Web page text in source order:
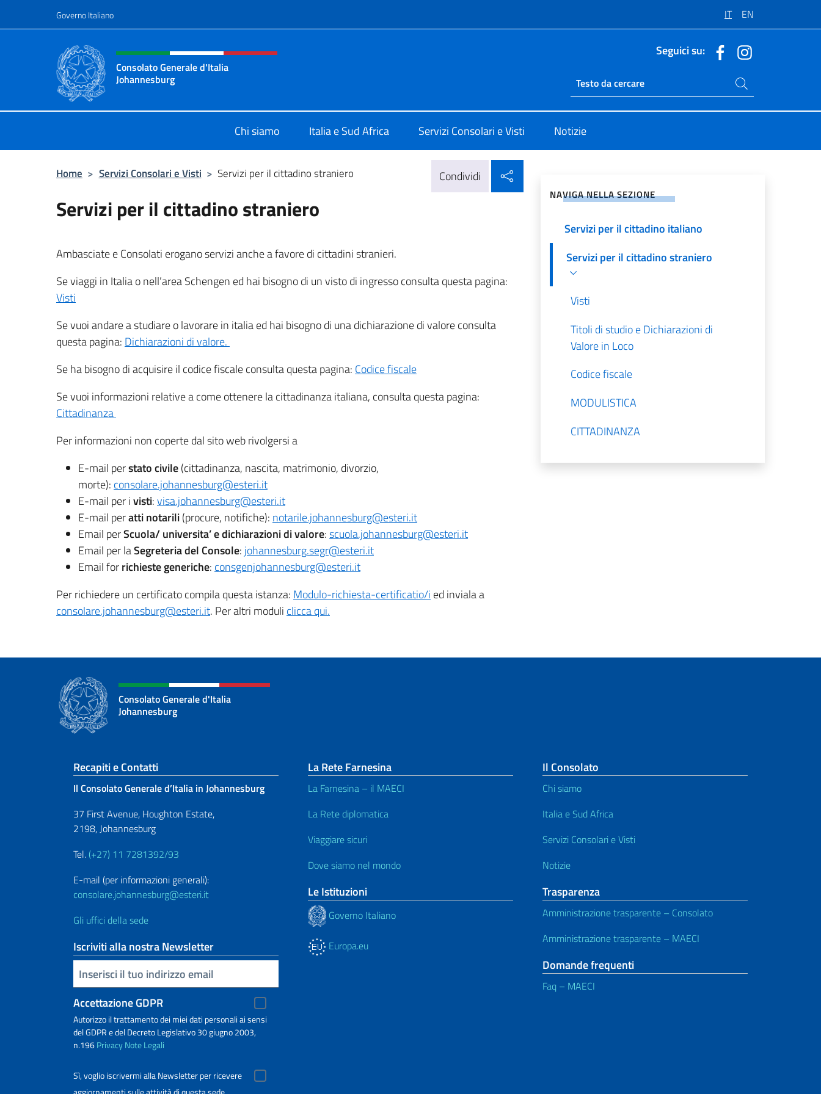
Governo Italiano IT EN
Intestazione sito, social e menù
Consolato Generale d'Italia
Johannesburg
Seguici su:
Ricerca sito live
Cerca nel sito
Chi siamo Italia e Sud Africa Servizi Consolari e Visti Notizie
Home > Servizi Consolari e Visti > Servizi per il cittadino straniero Condividi
Servizi per il cittadino straniero
Ambasciate e Consolati erogano servizi anche a favore di cittadini stranieri.
Se viaggi in Italia o nell’area Schengen ed hai bisogno di un visto di ingresso consulta questa pagina:
Visti
Se vuoi andare a studiare o lavorare in italia ed hai bisogno di una dichiarazione di valore consulta
questa pagina: Dichiarazioni di valore.
Se ha bisogno di acquisire il codice fiscale consulta questa pagina: Codice fiscale
Se vuoi informazioni relative a come ottenere la cittadinanza italiana, consulta questa pagina:
Cittadinanza
Per informazioni non coperte dal sito web rivolgersi a
E-mail perstato civile(cittadinanza, nascita, matrimonio, divorzio,
morte): consolare.johannesburg@esteri.it
E-mail per ivisti:visa.johannesburg@esteri.it
E-mail peratti notarili(procure, notifiche): notarile.johannesburg@esteri.it
Email perScuola/ universita’ e dichiarazioni di valore:scuola.johannesburg@esteri.it
Email per laSegreteria del Console: johannesburg.segr@esteri.it
Email forrichieste generiche: consgenjohannesburg@esteri.it
Per richiedere un certificato compila questa istanza: Modulo-richiesta-certificatio/i ed inviala a
consolare.johannesburg@esteri.it. Per altri moduli clicca qui.
NAVIGA NELLA SEZIONE
Servizi per il cittadino italiano
Servizi per il cittadino straniero
Visti
Titoli di studio e Dichiarazioni di
Valore in Loco
Codice fiscale
MODULISTICA
CITTADINANZA
Consolato Generale d'Italia
Johannesburg
Sezione footer
Recapiti e Contatti
Il Consolato Generale d’Italia in Johannesburg
37 First Avenue, Houghton Estate,
2198, Johannesburg
Tel. (+27) 11 7281392/93
E-mail (per informazioni generali):
consolare.johannesburg@esteri.it
Gli uffici della sede
Iscriviti alla nostra Newsletter
Inserisci la tua email
Accettazione GDPR
Autorizzo il trattamento dei miei dati personali ai sensi
del GDPR e del Decreto Legislativo 30 giugno 2003,
n.196PrivacyNote Legali
Sì, voglio iscrivermi alla Newsletter per ricevere
La Rete Farnesina
La Farnesina – il MAECI
La Rete diplomatica
Viaggiare sicuri
Dove siamo nel mondo
Le Istituzioni
Governo Italiano
Europa.eu
Il Consolato
Chi siamo
Italia e Sud Africa
Servizi Consolari e Visti
Notizie
Trasparenza
Amministrazione trasparente – Consolato
Amministrazione trasparente – MAECI
Domande frequenti
Faq – MAECI